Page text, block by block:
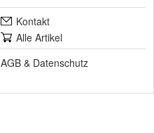
Kontakt
Alle Artikel
AGB & Datenschutz